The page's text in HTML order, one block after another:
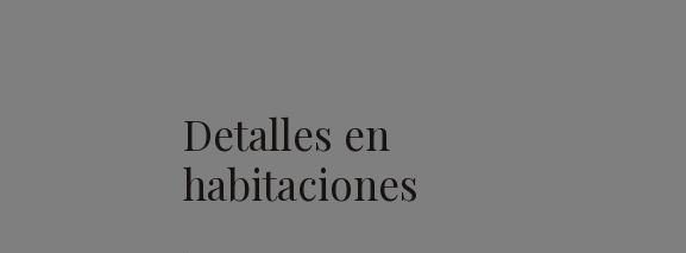
Detalles en
habitaciones